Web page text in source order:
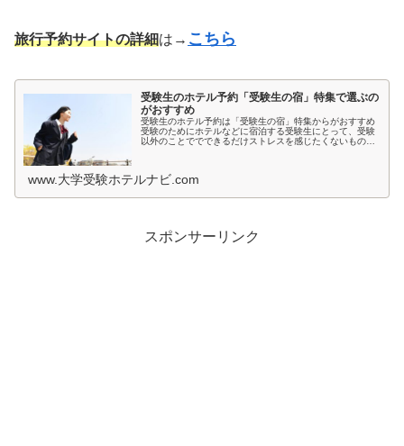
旅行予約サイトの詳細は→ こちら
受験生のホテル予約「受験生の宿」特集で選ぶの
がおすすめ
受験生のホテル予約は「受験生の宿」特集からがおすすめ
受験のためにホテルなどに宿泊する受験生にとって、受験
以外のことででできるだけストレスを感じたくないもので
www.大学受験ホテルナビ.com
スポンサーリンク